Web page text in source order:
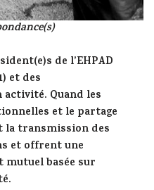
de l’EHPAD
et des
Quand les
et le partage
la transmission des
et offrent une
mutuel basée sur